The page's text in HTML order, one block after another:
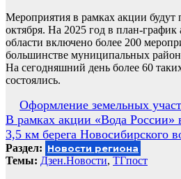
Мероприятия в рамках акции
октября. На 2025 год в план-
области включено более 200
большинстве муниципальных
На сегодняшний день более 60
состоялись.
Навигация
по
записям
Оформление земельных
В рамках акции «Вода России»
3,5 км берега Новосибирского
Раздел: Новости региона
Темы: Дзен.Новости, ТГпост